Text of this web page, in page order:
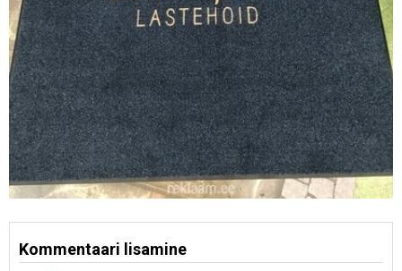
Kommentaari lisamine